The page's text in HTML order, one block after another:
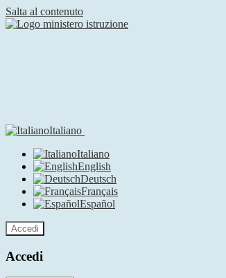
Salta al contenuto
Italiano
Italiano
English
Deutsch
Français
Español
Accedi
Accedi